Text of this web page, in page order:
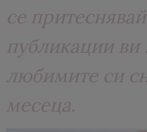
се
публикации ви
любимите си
месеца.